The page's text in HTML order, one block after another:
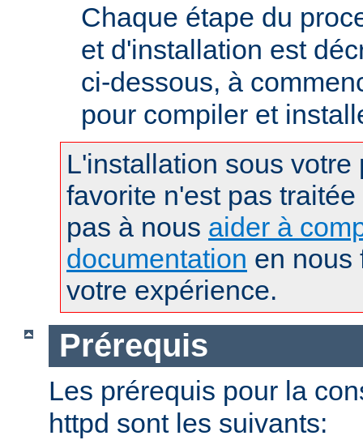
Chaque étape du
et d'installation est
ci-dessous, à
pour compiler et
L'installation sous votre
favorite n'est pas
pas à nous aider à
documentation en nous
votre expérience.
Prérequis
Les prérequis pour la
httpd sont les suivants: